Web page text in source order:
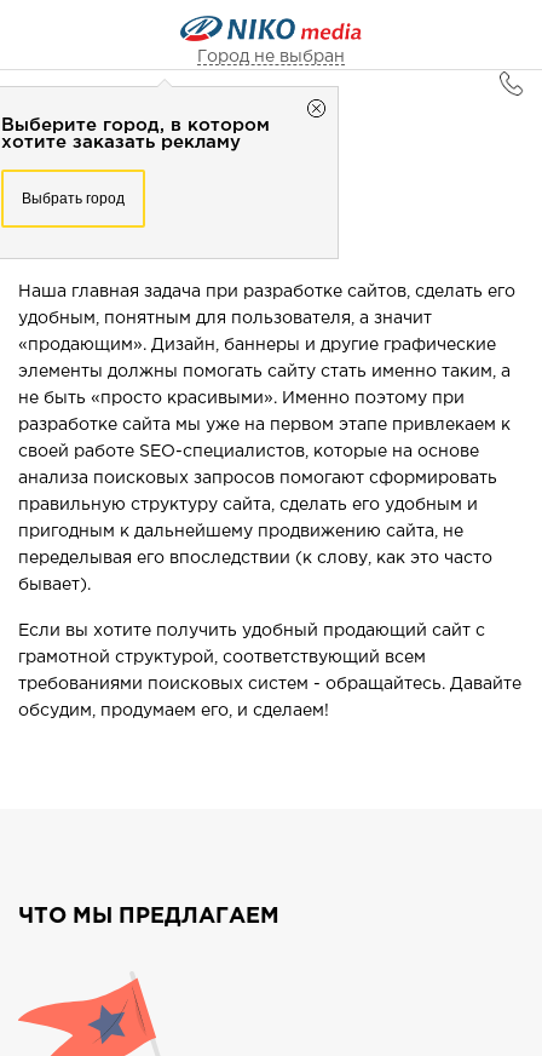
Город не выбран
Выберите город, в котором
хотите заказать рекламу
Выбрать город
Город не выбран
Рекламное агентство НИКО-медиа
Честно
Выберите свой город
НАПИСАТЬ
НАМ
Интернет-реклама
Наша главная задача при разработке сайтов, сделать его
удобным, понятным для пользователя, а значит
«продающим». Дизайн, баннеры и другие графические
элементы должны помогать сайту стать именно таким, а
не быть «просто красивыми». Именно поэтому при
разработке сайта мы уже на первом этапе привлекаем к
своей работе SEO-специалистов, которые на основе
анализа поисковых запросов помогают сформировать
правильную структуру сайта, сделать его удобным и
пригодным к дальнейшему продвижению сайта, не
переделывая его впоследствии (к слову, как это часто
бывает).
Если вы хотите получить удобный продающий сайт с
грамотной структурой, соответствующий всем
требованиями поисковых систем - обращайтесь. Давайте
обсудим, продумаем его, и сделаем!
ЧТО МЫ ПРЕДЛАГАЕМ